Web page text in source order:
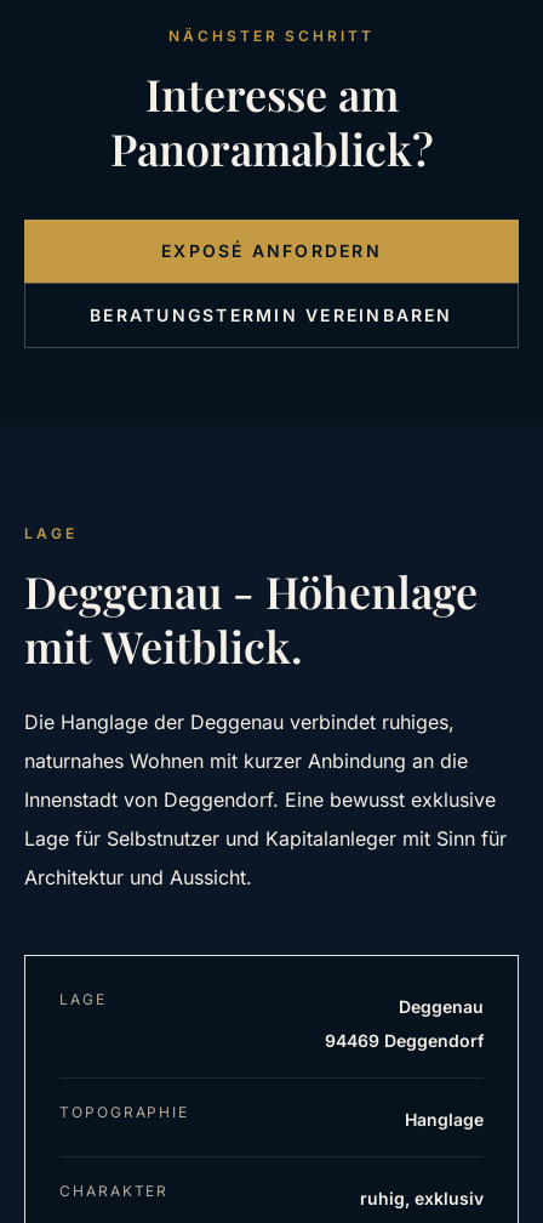
NÄCHSTER SCHRITT
Interesse am
Panoramablick?
EXPOSÉ ANFORDERN
BERATUNGSTERMIN VEREINBAREN
LAGE
Deggenau - Höhenlage
mit Weitblick.
Die Hanglage der Deggenau verbindet ruhiges,
naturnahes Wohnen mit kurzer Anbindung an die
Innenstadt von Deggendorf. Eine bewusst exklusive
Lage für Selbstnutzer und Kapitalanleger mit Sinn für
Architektur und Aussicht.
LAGE
Deggenau
94469 Deggendorf
TOPOGRAPHIE Hanglage
CHARAKTER ruhig, exklusiv